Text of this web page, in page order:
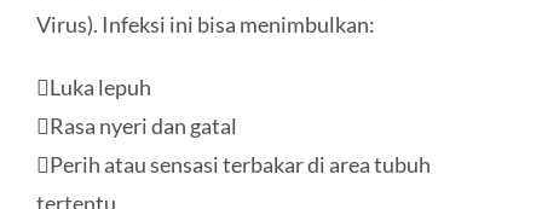
Virus). Infeksi ini bisa menimbulkan:
Luka lepuh
Rasa nyeri dan gatal
Perih atau sensasi terbakar di area tubuh
tertentu